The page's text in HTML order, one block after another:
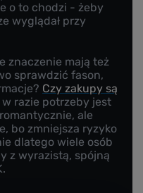
o to chodzi - żeby
wyglądał przy
znaczenie mają też
sprawdzić fason,
Czy zakupy są
w razie potrzeby jest
ale
bo zmniejsza ryzyko
dlatego wiele osób
z wyrazistą, spójną